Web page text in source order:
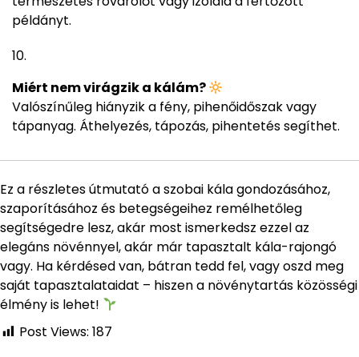
példányt.
Miért nem virágzik a kálám?
Valószínűleg hiányzik a fény, pihenőidőszak vagy
tápanyag. Áthelyezés, tápozás, pihentetés segíthet.
Ez a részletes útmutató a szobai kála gondozásához,
szaporításához és betegségeihez remélhetőleg
segítségedre lesz, akár most ismerkedsz ezzel az
elegáns növénnyel, akár már tapasztalt kála-rajongó
vagy. Ha kérdésed van, bátran tedd fel, vagy oszd meg
saját tapasztalataidat – hiszen a növénytartás közösségi
élmény is lehet!
Post Views: 187